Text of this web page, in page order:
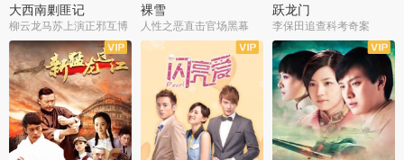
大西南剿匪记
柳云龙马苏上演正邪互博
裸雪
人性之恶直击官场黑幕
跃龙门
李保田追查科考奇案
全36集
全37集 全30集